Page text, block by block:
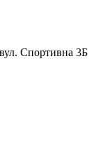
Спортивна 3Б